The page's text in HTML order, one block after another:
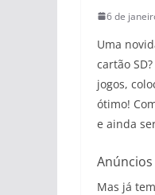
6 de
Uma
cartão
jogos,
ótimo!
e ainda
Anúncios
Mas já